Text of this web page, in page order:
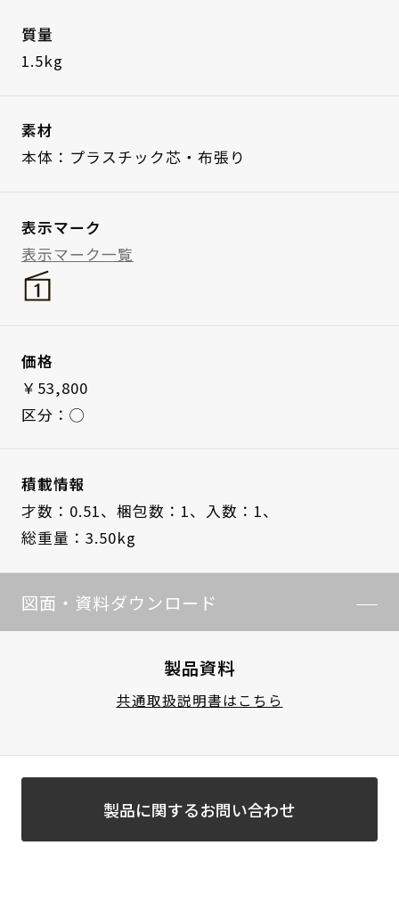
質量
1.5kg
素材
本体：プラスチック芯・布張り
表示マーク
表示マーク一覧
価格
￥53,800
区分：◯
積載情報
才数：0.51、 梱包数：1、 入数：1、
総重量：3.50kg
図面・資料ダウンロード
製品資料
共通取扱説明書はこちら
製品に関するお問い合わせ